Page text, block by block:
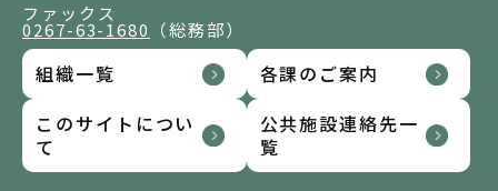
ファックス
0267-63-1680 （総務部）
組織一覧
各課のご案内
このサイトについ
て
公共施設連絡先一
覧